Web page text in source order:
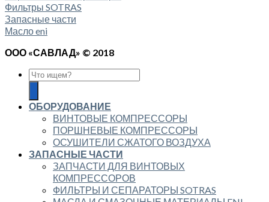
Фильтры SOTRAS
Запасные части
Масло eni
ООО «САВЛАД» © 2018
ОБОРУДОВАНИЕ
ВИНТОВЫЕ КОМПРЕССОРЫ
ПОРШНЕВЫЕ КОМПРЕССОРЫ
ОСУШИТЕЛИ СЖАТОГО ВОЗДУХА
ЗАПАСНЫЕ ЧАСТИ
ЗАПЧАСТИ ДЛЯ ВИНТОВЫХ
КОМПРЕССОРОВ
ФИЛЬТРЫ И СЕПАРАТОРЫ SOTRAS